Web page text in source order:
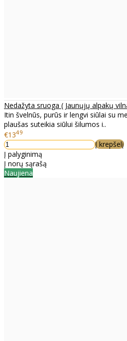
Nedažyta sruoga ( Jaunųjų alpakų
Itin švelnūs, purūs ir lengvi siūlai su
plaušas suteikia siūlui šilumos i..
€1349
Į krepšelį
Į palyginimą
Į norų sąrašą
Naujiena